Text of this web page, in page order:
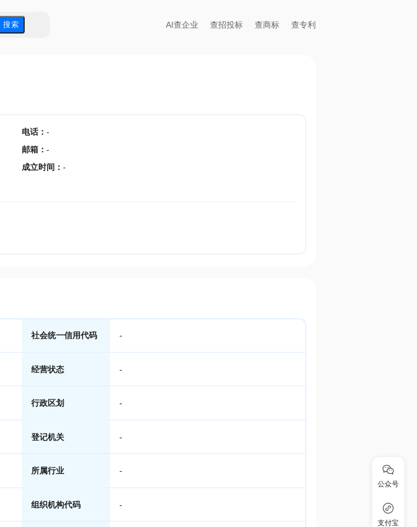
搜 索 AI查企业 查招投标 查商标 查专利
电话： -
邮箱 ： -
成立时间 ： -
社会统一信用代码 -
经营状态 -
行政区划 -
登记机关 -
所属行业 -
组织机构代码 -
公众号
支付宝